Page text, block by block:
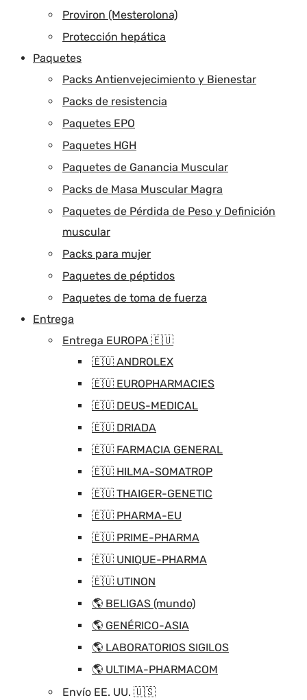
Proviron (Mesterolona)
Protección hepática
Paquetes
Packs Antienvejecimiento y Bienestar
Packs de resistencia
Paquetes EPO
Paquetes HGH
Paquetes de Ganancia Muscular
Packs de Masa Muscular Magra
Paquetes de Pérdida de Peso y Definición
muscular
Packs para mujer
Paquetes de péptidos
Paquetes de toma de fuerza
Entrega
Entrega EUROPA 🇪🇺
🇪🇺 ANDROLEX
🇪🇺 EUROPHARMACIES
🇪🇺 DEUS-MEDICAL
🇪🇺 DRIADA
🇪🇺 FARMACIA GENERAL
🇪🇺 HILMA-SOMATROP
🇪🇺 THAIGER-GENETIC
🇪🇺 PHARMA-EU
🇪🇺 PRIME-PHARMA
🇪🇺 UNIQUE-PHARMA
🇪🇺 UTINON
🌎 BELIGAS (mundo)
🌎 GENÉRICO-ASIA
🌎 LABORATORIOS SIGILOS
🌎 ULTIMA-PHARMACOM
Envío EE. UU. 🇺🇸